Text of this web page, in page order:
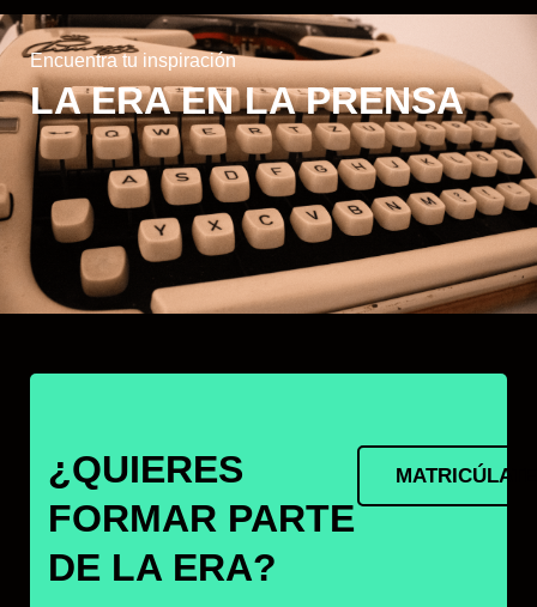
Encuentra tu inspiración
LA ERA EN LA PRENSA
¿QUIERES
FORMAR PARTE
DE LA ERA?
MATRICÚLATE